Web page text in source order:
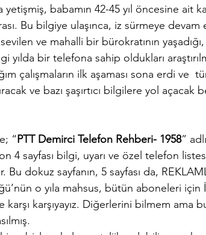
babamın 42-45 yıl öncesine ait
Bu bilgiye ulaşınca, iz sürmeye devam
ve mahalli bir bürokratının
bir telefona sahip oldukları
çalışmaların ilk aşaması sona erdi ve
ve bazı şaşırtıcı bilgilere yol açacak
“PTT Demirci Telefon Rehberi- 1958”
4 sayfası bilgi, uyarı ve özel telefon
Bu dokuz sayfanın, 5 sayfası da,
o yıla mahsus, bütün aboneleri için
karşı karşıyayız. Diğerlerini bilmem ama